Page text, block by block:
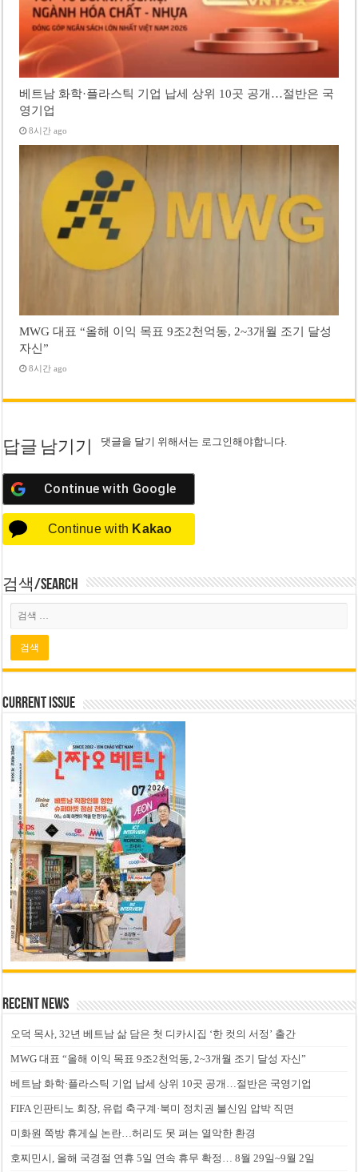
베트남 화학·플라스틱 기업 납세 상위 10곳 공개…절반은 국
영기업
8시간 ago
MWG 대표 “올해 이익 목표 9조2천억동, 2~3개월 조기 달성
자신”
8시간 ago
답글 남기기 댓글을 달기 위해서는 로그인해야합니다.
Continue with Google
Continue with Kakao
검색/Search
Current Issue
Recent News
오덕 목사, 32년 베트남 삶 담은 첫 디카시집 ‘한 컷의 서정’ 출간
MWG 대표 “올해 이익 목표 9조2천억동, 2~3개월 조기 달성 자신”
베트남 화학·플라스틱 기업 납세 상위 10곳 공개…절반은 국영기업
FIFA 인판티노 회장, 유럽 축구계·북미 정치권 불신임 압박 직면
미화원 쪽방 휴게실 논란…허리도 못 펴는 열악한 환경
호찌민시, 올해 국경절 연휴 5일 연속 휴무 확정… 8월 29일~9월 2일